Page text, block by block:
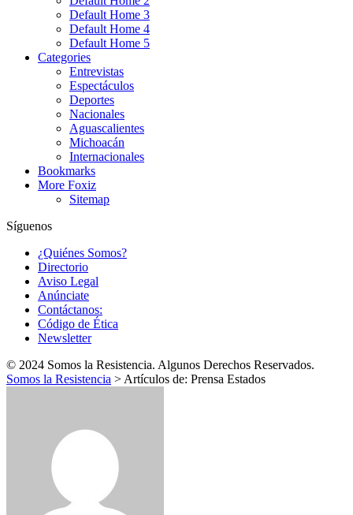
Default Home 3
Default Home 4
Default Home 5
Categories
Entrevistas
Espectáculos
Deportes
Nacionales
Aguascalientes
Michoacán
Internacionales
Bookmarks
More Foxiz
Sitemap
Síguenos
¿Quiénes Somos?
Directorio
Aviso Legal
Anúnciate
Contáctanos:
Código de Ética
Newsletter
© 2024 Somos la Resistencia. Algunos Derechos Reservados.
Somos la Resistencia > Artículos de: Prensa Estados